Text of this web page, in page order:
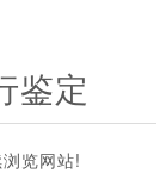
鉴定
览网站!